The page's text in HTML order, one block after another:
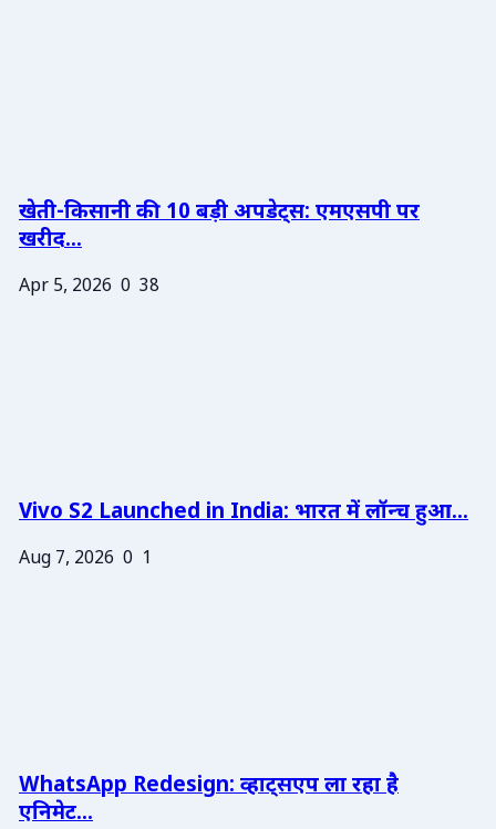
खेती-किसानी की 10 बड़ी अपडेट्स: एमएसपी पर
खरीद...
Apr 5, 2026 0 38
Vivo S2 Launched in India: भारत में लॉन्च हुआ...
Aug 7, 2026 0 1
WhatsApp Redesign: व्हाट्सएप ला रहा है
एनिमेट...